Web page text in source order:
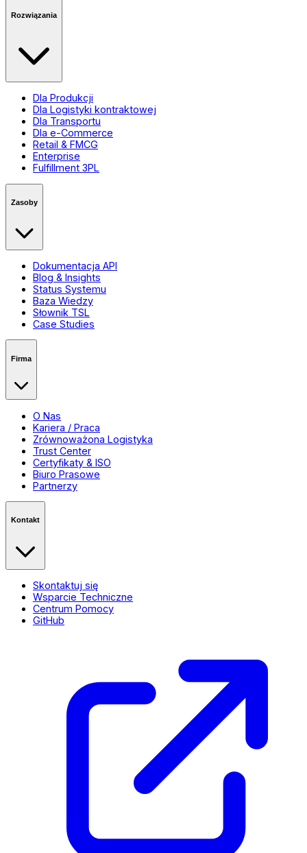
Rozwiązania
Dla Produkcji
Dla Logistyki kontraktowej
Dla Transportu
Dla e-Commerce
Retail & FMCG
Enterprise
Fulfillment 3PL
Zasoby
Dokumentacja API
Blog & Insights
Status Systemu
Baza Wiedzy
Słownik TSL
Case Studies
Firma
O Nas
Kariera / Praca
Zrównoważona Logistyka
Trust Center
Certyfikaty & ISO
Biuro Prasowe
Partnerzy
Kontakt
Skontaktuj się
Wsparcie Techniczne
Centrum Pomocy
GitHub